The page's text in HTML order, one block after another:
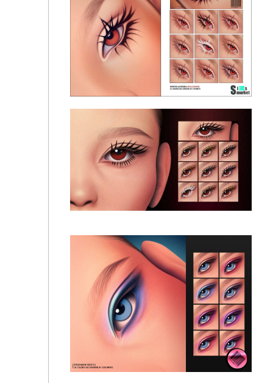
Ресницы "Classic Flare 2D Eyelashes MC09"